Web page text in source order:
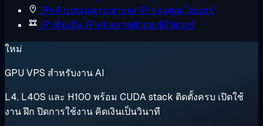
IPv4 แบบเฉพาะเจาะจง IP ของคุณ ไม่แชร์
IP เพิ่มเติม IPv4 หลายตัวต่อเซิร์ฟเวอร์
ใหม่
GPU VPS สำหรับงาน AI
L4, L40S และ H100 พร้อม CUDA stack ติดตั้งครบ เปิดใช้
งาน ฝึก ปิดการใช้งาน คิดเงินเป็นวินาที